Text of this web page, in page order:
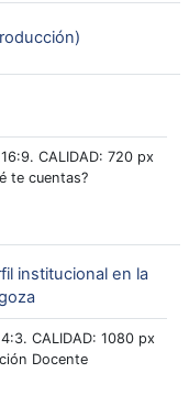
CALIDAD: 720 px
te cuentas?
institucional en la
URL
CALIDAD: 1080 px
Docente